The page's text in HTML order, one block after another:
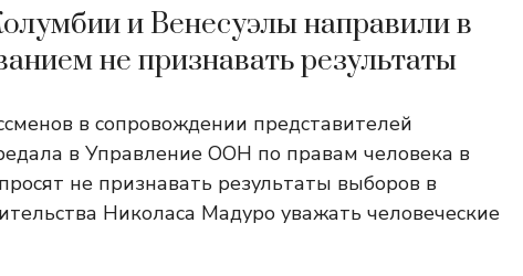
и Венесуэлы направили в
не признавать результаты
в сопровождении представителей
в Управление ООН по правам человека в
не признавать результаты выборов в
Николаса Мадуро уважать человеческие